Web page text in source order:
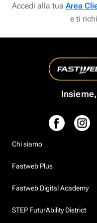
Accedi alla tua Area
e ti
Chi siamo
Fastweb Plus
Fastweb Digital Academy
STEP FuturAbility District